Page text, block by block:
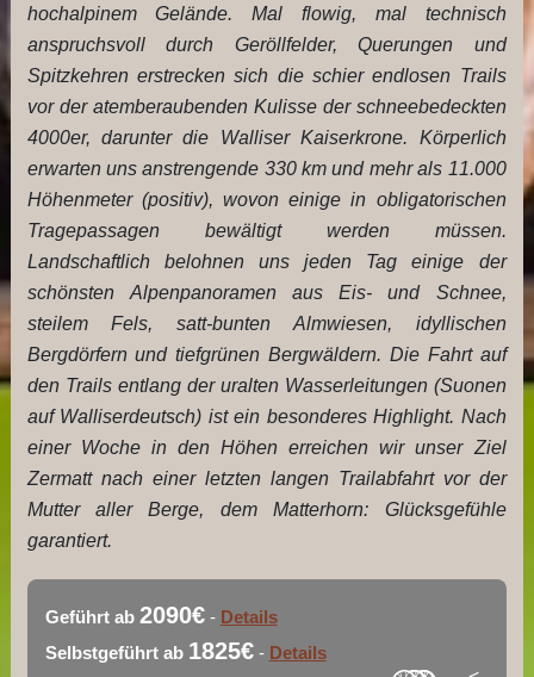
hochalpinem Gelände. Mal flowig, mal technisch
anspruchsvoll durch Geröllfelder, Querungen und
Spitzkehren erstrecken sich die schier endlosen Trails
vor der atemberaubenden Kulisse der schneebedeckten
4000er, darunter die Walliser Kaiserkrone. Körperlich
erwarten uns anstrengende 330 km und mehr als 11.000
Höhenmeter (positiv), wovon einige in obligatorischen
Tragepassagen bewältigt werden müssen.
Landschaftlich belohnen uns jeden Tag einige der
schönsten Alpenpanoramen aus Eis- und Schnee,
steilem Fels, satt-bunten Almwiesen, idyllischen
Bergdörfern und tiefgrünen Bergwäldern. Die Fahrt auf
den Trails entlang der uralten Wasserleitungen (Suonen
auf Walliserdeutsch) ist ein besonderes Highlight. Nach
einer Woche in den Höhen erreichen wir unser Ziel
Zermatt nach einer letzten langen Trailabfahrt vor der
Mutter aller Berge, dem Matterhorn: Glücksgefühle
garantiert.
Geführt ab 2090€- Details
Selbstgeführt ab 1825€- Details